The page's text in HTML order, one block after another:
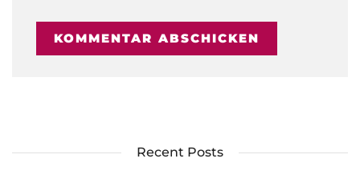
Recent Posts